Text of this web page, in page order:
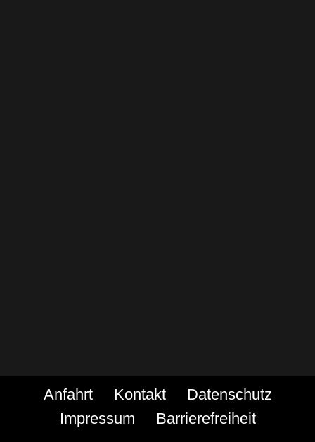
Anfahrt Kontakt
Datenschutz
Impressum
Barrierefreiheit